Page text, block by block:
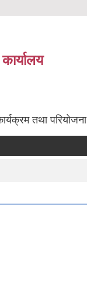
तथा परियोजना